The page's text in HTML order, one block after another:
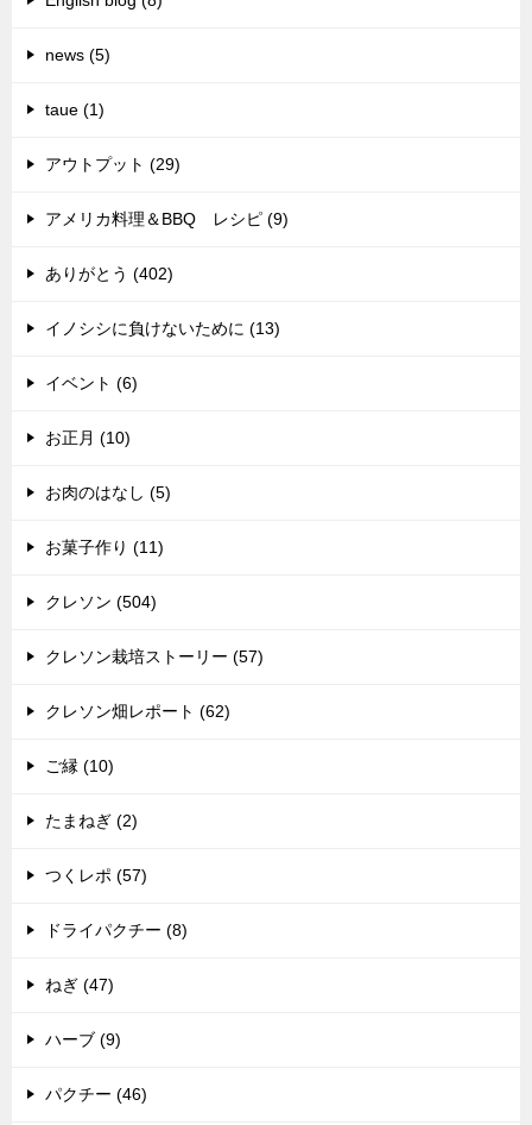
news (5)
taue (1)
アウトプット (29)
アメリカ料理＆BBQ レシピ (9)
ありがとう (402)
イノシシに負けないために (13)
イベント (6)
お正月 (10)
お肉のはなし (5)
お菓子作り (11)
クレソン (504)
クレソン栽培ストーリー (57)
クレソン畑レポート (62)
ご縁 (10)
たまねぎ (2)
つくレポ (57)
ドライパクチー (8)
ねぎ (47)
ハーブ (9)
パクチー (46)